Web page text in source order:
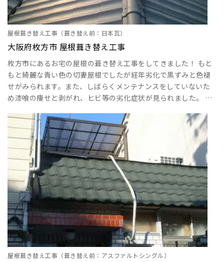
屋根葺き替え工事（葺き替え前：日本瓦）
大阪府枚方市 屋根葺き替え工事
枚方市にあるお宅の屋根の葺き替え工事をしてきました！ もと
もと綺麗な青い色の切妻屋根でしたが経年劣化で黒ずみと色褪
せがみられます。また、しばらくメンテナンスをしていないた
め漆喰の痩せと剥がれ、ヒビ等の劣化症状が見られました。 今
なりました。 瓦屋根は世間一般では耐久性の高い屋根として知
られていますが、耐久力に優れているのは瓦本体のみです。瓦
をつなげている漆喰は瓦ほどの耐久力はなく、経年で劣化して
いきます。そのため定期的に漆喰のメンテナンス･･･
屋根葺き替え工事（葺き替え前：アスファルトシングル）